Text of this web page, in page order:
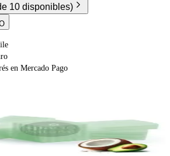
10 disponibles)
en Mercado Pago